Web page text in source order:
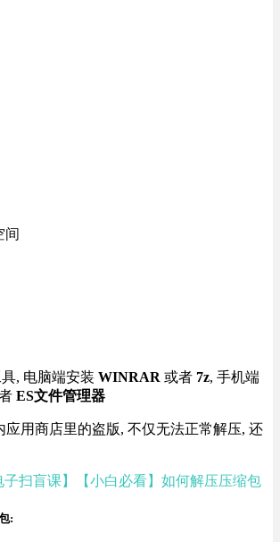
间
, 电脑端安装 WINRAR 或者 7z, 手机端
ES文件管理器
应用商店里的盗版, 不仅无法正常解压, 还
子扫盲课】【小白必看】如何解压压缩包
: